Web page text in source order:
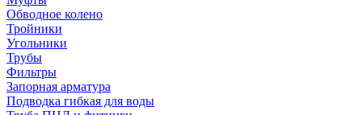
Обводное колено
Тройники
Угольники
Трубы
Фильтры
Запорная арматура
Подводка гибкая для воды